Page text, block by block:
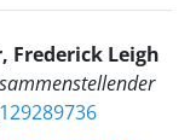
Frederick Leigh